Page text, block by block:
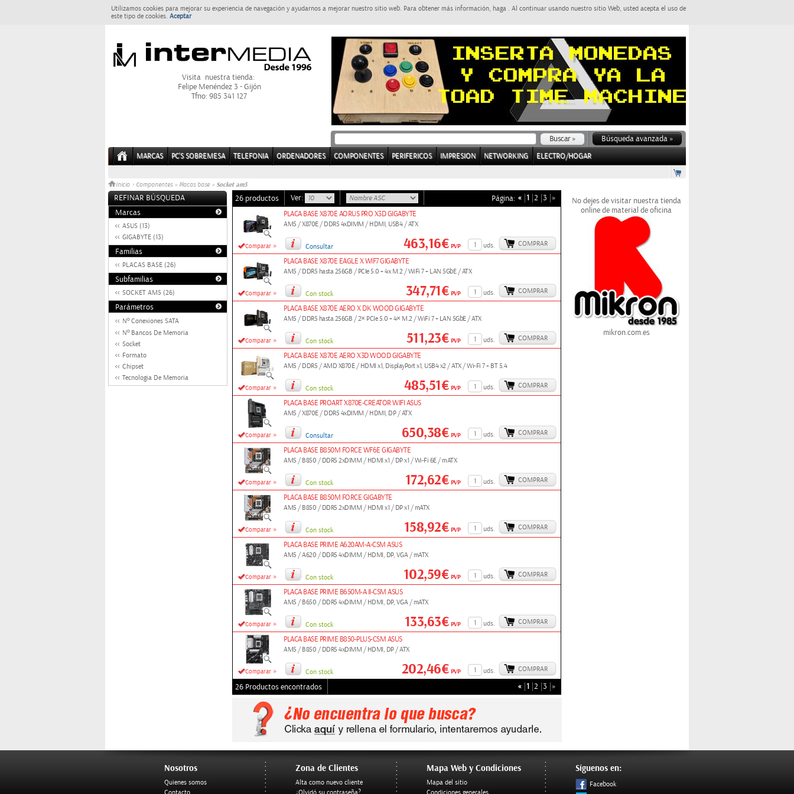
Utilizamos cookies para mejorar su experiencia de navegación y ayudarnos a mejorar nuestro sitio web. Para obtener más información, haga . Al continuar usando nuestro sitio Web, usted acepta el uso de
este tipo de cookies. Aceptar
Visita nuestra tienda:
Felipe Menéndez 3 - Gijón
Tfno: 985 341 127
Búsqueda avanzada »
MARCAS PC'S SOBREMESA TELEFONIA ORDENADORES COMPONENTES PERIFERICOS IMPRESION NETWORKING ELECTRO/HOGAR
Inicio > Componentes » Placas base » Socket am5
REFINAR BÚSQUEDA
Marcas
ASUS (13)
GIGABYTE (13)
Familias
PLACAS BASE (26)
Subfamilias
SOCKET AM5 (26)
Parámetros
Nº Conexiones SATA
Nº Bancos De Memoria
Socket
Formato
Chipset
Tecnologia De Memoria
26 productos Ver: Página: « 1 2 3 »
Comparar »
PLACA BASE X870E AORUS PRO X3D GIGABYTE
AM5 / X870E / DDR5 4xDIMM / HDMI, USB4 / ATX
Consultar uds. COMPRAR
463,16€PVP
Comparar »
PLACA BASE X870E EAGLE X WIF7 GIGABYTE
AM5 / DDR5 hasta 256GB / PCIe 5.0 + 4x M.2 / WiFi 7 + LAN 5GbE / ATX
Con stock uds. COMPRAR
347,71€PVP
Comparar »
PLACA BASE X870E AERO X DK WOOD GIGABYTE
AM5 / DDR5 hasta 256GB / 2× PCIe 5.0 + 4× M.2 / WiFi 7 + LAN 5GbE / ATX
Con stock uds. COMPRAR
511,23€PVP
Comparar »
PLACA BASE X870E AERO X3D WOOD GIGABYTE
AM5 / DDR5 / AMD X870E / HDMI x1, DisplayPort x1, USB4 x2 / ATX / Wi-Fi 7 + BT 5.4
Con stock uds. COMPRAR
485,51€PVP
Comparar »
PLACA BASE PROART X870E-CREATOR WIFI ASUS
AM5 / X870E / DDR5 4xDIMM / HDMI, DP / ATX
Consultar uds. COMPRAR
650,38€PVP
Comparar »
PLACA BASE B850M FORCE WF6E GIGABYTE
AM5 / B850 / DDR5 2xDIMM / HDMI x1 / DP x1 / Wi-Fi 6E / mATX
Con stock uds. COMPRAR
172,62€PVP
Comparar »
PLACA BASE B850M FORCE GIGABYTE
AM5 / B850 / DDR5 2xDIMM / HDMI x1 / DP x1 / mATX
Con stock uds. COMPRAR
158,92€PVP
Comparar »
PLACA BASE PRIME A620AM-A-CSM ASUS
AM5 / A620 / DDR5 4xDIMM / HDMI, DP, VGA / mATX
Con stock uds. COMPRAR
102,59€PVP
Comparar »
PLACA BASE PRIME B650M-A II-CSM ASUS
AM5 / B650 / DDR5 4xDIMM / HDMI, DP, VGA / mATX
Con stock uds. COMPRAR
133,63€PVP
Comparar »
PLACA BASE PRIME B850-PLUS-CSM ASUS
AM5 / B850 / DDR5 4xDIMM / HDMI, DP / ATX
Con stock uds. COMPRAR
202,46€PVP
26 Productos encontrados « 1 2 3 »
No dejes de visitar nuestra tienda
online de material de oficina
mikron.com.es
Nosotros
Quienes somos
Zona de Clientes
Alta como nuevo cliente
Mapa Web y Condiciones
Mapa del sitio
Síguenos en:
Facebook